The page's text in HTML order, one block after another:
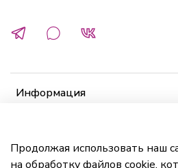
Информация
Продолжая использовать наш
на обработку файлов cookie,